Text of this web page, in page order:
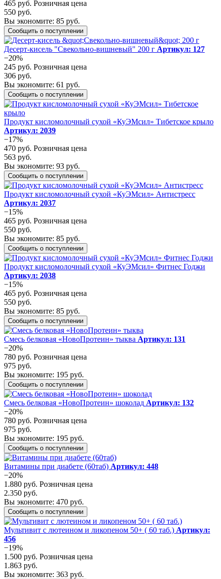
465 руб. Розничная цена
550 руб.
Вы экономите: 85 руб.
Сообщить о поступлении
Десерт-кисель "Свекольно-вишневый" 200 г Артикул: 127
−20%
245 руб. Розничная цена
306 руб.
Вы экономите: 61 руб.
Сообщить о поступлении
Продукт кисломолочный сухой «КуЭМсил» Тибетское крыло
Артикул: 2039
−17%
470 руб. Розничная цена
563 руб.
Вы экономите: 93 руб.
Сообщить о поступлении
Продукт кисломолочный сухой «КуЭМсил» Антистресс
Артикул: 2037
−15%
465 руб. Розничная цена
550 руб.
Вы экономите: 85 руб.
Сообщить о поступлении
Продукт кисломолочный сухой «КуЭМсил» Фитнес Годжи
Артикул: 2038
−15%
465 руб. Розничная цена
550 руб.
Вы экономите: 85 руб.
Сообщить о поступлении
Смесь белковая «НовоПротеин» тыква Артикул: 131
−20%
780 руб. Розничная цена
975 руб.
Вы экономите: 195 руб.
Сообщить о поступлении
Смесь белковая «НовоПротеин» шоколад Артикул: 132
−20%
780 руб. Розничная цена
975 руб.
Вы экономите: 195 руб.
Сообщить о поступлении
Витамины при диабете (60таб) Артикул: 448
−20%
1.880 руб. Розничная цена
2.350 руб.
Вы экономите: 470 руб.
Сообщить о поступлении
Мультивит с лютеином и ликопеном 50+ ( 60 таб.) Артикул:
456
−19%
1.500 руб. Розничная цена
1.863 руб.
Вы экономите: 363 руб.